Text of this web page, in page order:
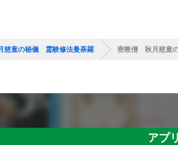
慈童の秘儀 霊験修法曼荼羅 密教僧 秋月慈童
アプ